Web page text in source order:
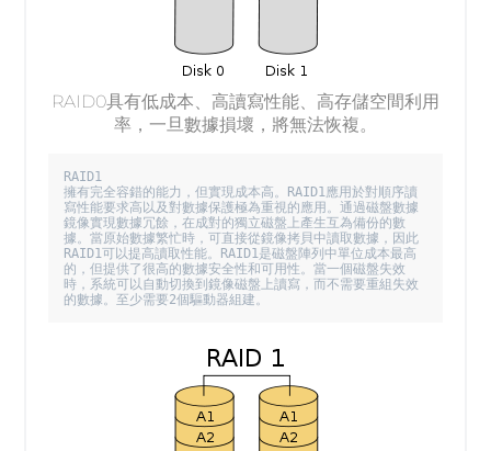
RAID0具有低成本、高讀寫性能、高存儲空間利用
率，一旦數據損壞，將無法恢複。
RAID1
擁有完全容錯的能力，但實現成本高。RAID1應用於對順序讀
寫性能要求高以及對數據保護極為重視的應用。通過磁盤數據
鏡像實現數據冗餘，在成對的獨立磁盤上產生互為備份的數
據。當原始數據繁忙時，可直接從鏡像拷貝中讀取數據，因此
RAID1可以提高讀取性能。RAID1是磁盤陣列中單位成本最高
的，但提供了很高的數據安全性和可用性。當一個磁盤失效
時，系統可以自動切換到鏡像磁盤上讀寫，而不需要重組失效
的數據。至少需要2個驅動器組建。